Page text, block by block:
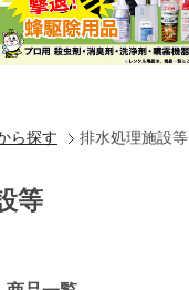
ら探す 排水処理施設等
等